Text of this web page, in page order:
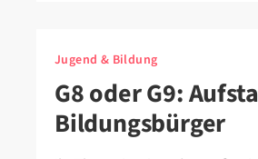
Jugend & Bildung
G8 oder G9:
Bildungsbürger